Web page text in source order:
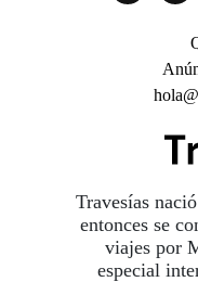
Travesías
entonces se
viajes por
especial